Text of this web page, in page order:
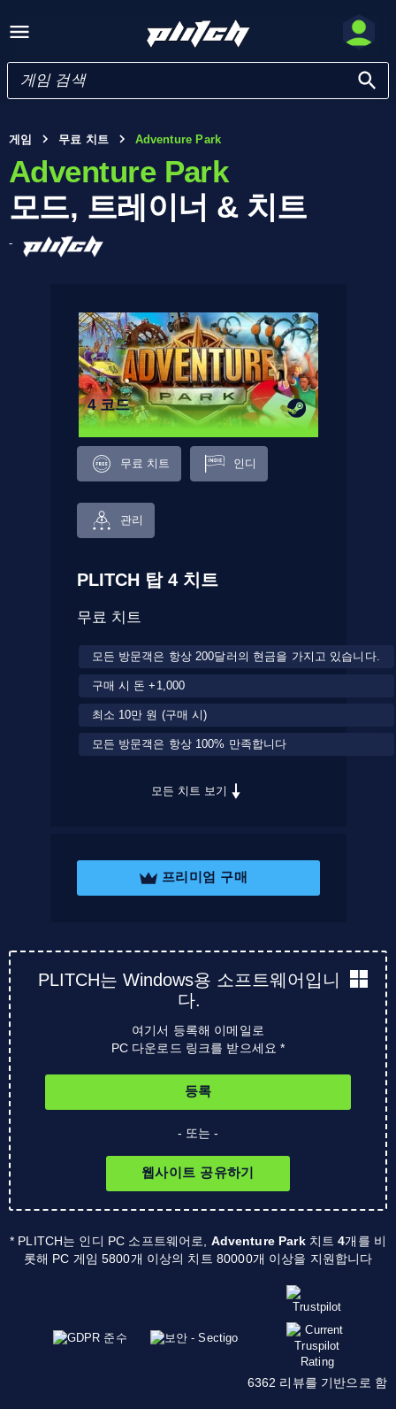
게임 무료 치트 Adventure Park
Adventure Park
모드, 트레이너 & 치트
-
4 코드
무료 치트 인디
관리
PLITCH 탑 4 치트
무료 치트
모든 방문객은 항상 200달러의 현금을 가지고 있습니다.
구매 시 돈 +1,000
최소 10만 원 (구매 시)
모든 방문객은 항상 100% 만족합니다
모든 치트 보기
프리미엄 구매
PLITCH는 Windows용 소프트웨어입니
다.
여기서 등록해 이메일로
PC 다운로드 링크를 받으세요 *
등록
- 또는 -
웹사이트 공유하기
* PLITCH는 인디 PC 소프트웨어로, Adventure Park치트4개를 비
롯해 PC 게임 5800개 이상의 치트 80000개 이상을 지원합니다
6362 리뷰를 기반으로 함